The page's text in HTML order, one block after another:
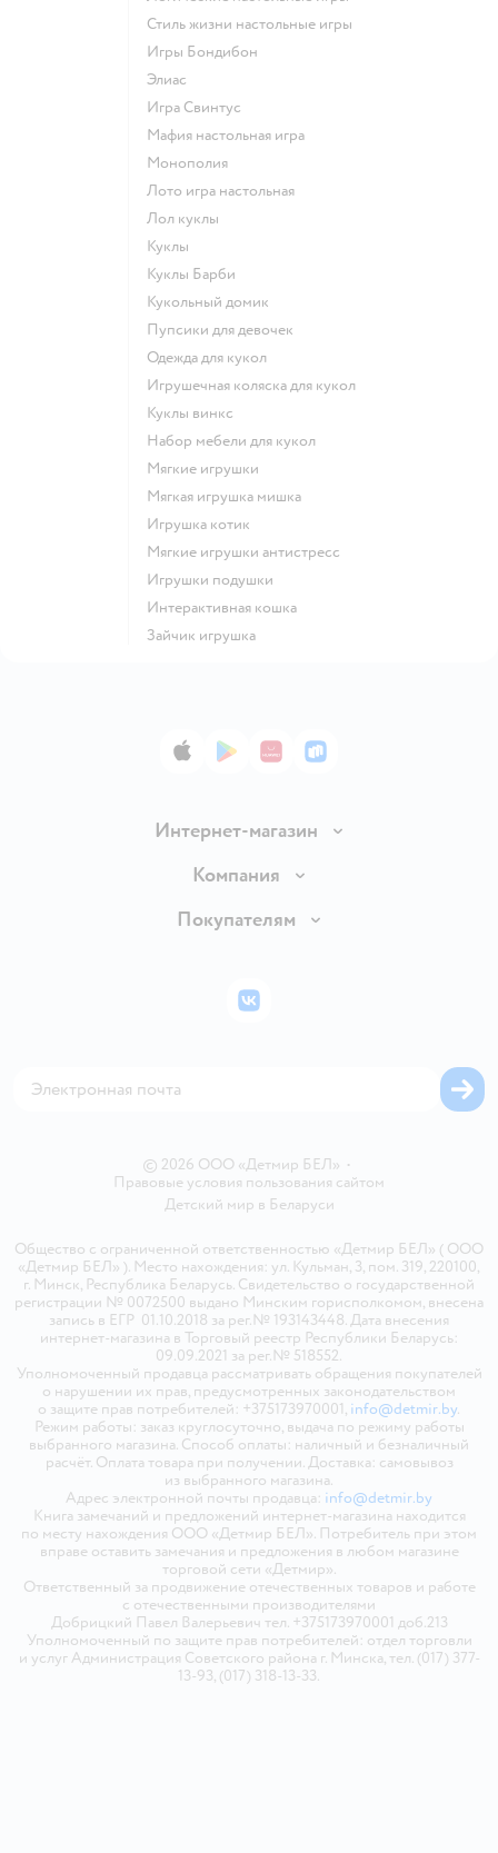
Стиль жизни настольные игры
Игры Бондибон
Элиас
Игра Свинтус
Мафия настольная игра
Монополия
Лото игра настольная
Лол куклы
Куклы
Куклы Барби
Кукольный домик
Пупсики для девочек
Одежда для кукол
Игрушечная коляска для кукол
Куклы винкс
Набор мебели для кукол
Мягкие игрушки
Мягкая игрушка мишка
Игрушка котик
Мягкие игрушки антистресс
Игрушки подушки
Интерактивная кошка
Зайчик игрушка
App StoreGoogle Play
AppGallery
RuStore
Интернет-магазин
Доставка и оплата
Правила продажи
Политика использования файлов cookie
Компания
Вакансии
Покупателям
Бонусные карты
© 2026 ООО «Детмир БЕЛ» •
Правовые условия пользования сайтом
Детский мир в Беларуси
Общество с ограниченной ответственностью «Детмир БЕЛ» ( ООО
«Детмир БЕЛ» ). Место нахождения: ул. Кульман, 3, пом. 319, 220100,
г. Минск, Республика Беларусь. Свидетельство о государственной
регистрации № 0072500 выдано Минским горисполкомом, внесена
запись в ЕГР 01.10.2018 за рег.№ 193143448. Дата внесения
интернет-магазина в Торговый реестр Республики Беларусь:
09.09.2021 за рег.№ 518552.
Уполномоченный продавца рассматривать обращения покупателей
о нарушении их прав, предусмотренных законодательством
о защите прав потребителей: +375173970001, info@detmir.by.
Режим работы: заказ круглосуточно, выдача по режиму работы
выбранного магазина. Способ оплаты: наличный и безналичный
расчёт. Оплата товара при получении. Доставка: самовывоз
из выбранного магазина.
Адрес электронной почты продавца: info@detmir.by
Книга замечаний и предложений интернет-магазина находится
по месту нахождения ООО «Детмир БЕЛ». Потребитель при этом
вправе оставить замечания и предложения в любом магазине
торговой сети «Детмир».
Ответственный за продвижение отечественных товаров и работе
с отечественными производителями
Добрицкий Павел Валерьевич тел. +375173970001 доб.213
Уполномоченный по защите прав потребителей: отдел торговли
и услуг Администрация Советского района г. Минска, тел. (017) 377-
13-93, (017) 318-13-33.
ВКонтакте